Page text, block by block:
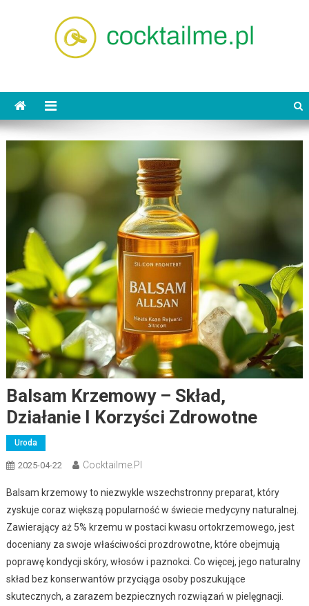
Balsam Krzemowy – Skład,
Działanie I Korzyści Zdrowotne
Uroda
2025-04-22 Cocktailme.pl
Balsam krzemowy to niezwykle wszechstronny preparat, który
zyskuje coraz większą popularność w świecie medycyny naturalnej.
Zawierający aż 5% krzemu w postaci kwasu ortokrzemowego, jest
doceniany za swoje właściwości prozdrowotne, które obejmują
poprawę kondycji skóry, włosów i paznokci. Co więcej, jego naturalny
skład bez konserwantów przyciąga osoby poszukujące
skutecznych, a zarazem bezpiecznych rozwiązań w pielęgnacji.